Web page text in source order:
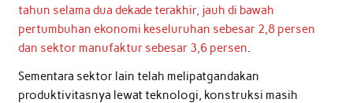
tahun selama dua dekade terakhir, jauh di bawah
pertumbuhan ekonomi keseluruhan sebesar 2,8 persen
dan sektor manufaktur sebesar 3,6 persen.
Sementara sektor lain telah melipatgandakan
produktivitasnya lewat teknologi, konstruksi masih